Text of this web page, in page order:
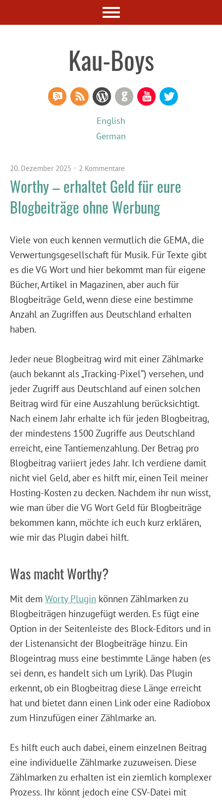
Kau-Boys
YouTube
GitHub
WordPress
RSS Feed
RSS Comments
English
German
20. Dezember 2025 2 Kommentare
Worthy – erhaltet Geld für eure
Blogbeiträge ohne Werbung
Viele von euch kennen vermutlich die GEMA, die
Verwertungsgesellschaft für Musik. Für Texte gibt
es die VG Wort und hier bekommt man für eigene
Bücher, Artikel in Magazinen, aber auch für
Blogbeiträge Geld, wenn diese eine bestimme
Anzahl an Zugriffen aus Deutschland erhalten
haben.
Jeder neue Blogbeitrag wird mit einer Zählmarke
(auch bekannt als „Tracking-Pixel“) versehen, und
jeder Zugriff aus Deutschland auf einen solchen
Beitrag wird für eine Auszahlung berücksichtigt.
Nach einem Jahr erhalte ich für jeden Blogbeitrag,
der mindestens 1500 Zugriffe aus Deutschland
erreicht, eine Tantiemenzahlung. Der Betrag pro
Blogbeitrag variiert jedes Jahr. Ich verdiene damit
nicht viel Geld, aber es hilft mir, einen Teil meiner
Hosting-Kosten zu decken. Nachdem ihr nun wisst,
wie man über die VG Wort Geld für Blogbeiträge
bekommen kann, möchte ich euch kurz erklären,
wie mir das Plugin dabei hilft.
Was macht Worthy?
Mit dem Worty Plugin können Zählmarken zu
Blogbeiträgen hinzugefügt werden. Es fügt eine
Option in der Seitenleiste des Block-Editors und in
der Listenansicht der Blogbeiträge hinzu. Ein
Blogeintrag muss eine bestimmte Länge haben (es
sei denn, es handelt sich um Lyrik). Das Plugin
erkennt, ob ein Blogbeitrag diese Länge erreicht
hat und bietet dann einen Link oder eine Radiobox
zum Hinzufügen einer Zählmarke an.
Es hilft euch auch dabei, einem einzelnen Beitrag
eine individuelle Zählmarke zuzuweisen. Diese
Zählmarken zu erhalten ist ein ziemlich komplexer
Prozess. Ihr könnt jedoch eine CSV-Datei mit